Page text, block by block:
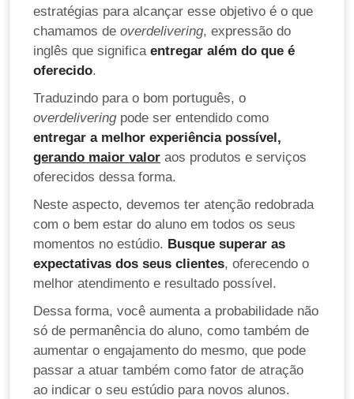
estratégias para alcançar esse objetivo é o que
chamamos de overdelivering, expressão do
inglês que significa entregar além do que é
oferecido.
Traduzindo para o bom português, o
overdeliveringpode ser entendido como
entregar a melhor experiência possível,
gerando maior valor aos produtos e serviços
oferecidos dessa forma.
Neste aspecto, devemos ter atenção redobrada
com o bem estar do aluno em todos os seus
momentos no estúdio. Busque superar as
expectativas dos seus clientes, oferecendo o
melhor atendimento e resultado possível.
Dessa forma, você aumenta a probabilidade não
só de permanência do aluno, como também de
aumentar o engajamento do mesmo, que pode
passar a atuar também como fator de atração
ao indicar o seu estúdio para novos alunos.